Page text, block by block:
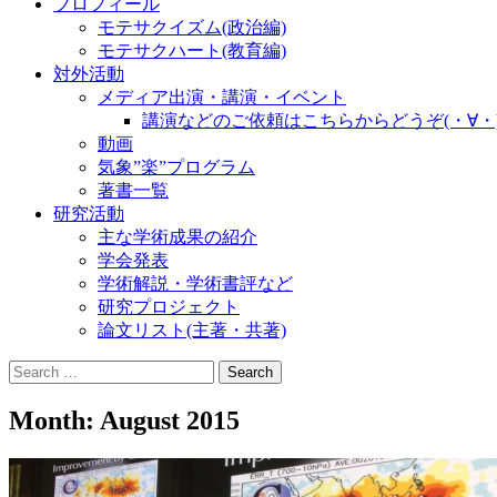
プロフィール
モテサクイズム(政治編)
モテサクハート(教育編)
対外活動
メディア出演・講演・イベント
講演などのご依頼はこちらからどうぞ(・∀
動画
気象”楽”プログラム
著書一覧
研究活動
主な学術成果の紹介
学会発表
学術解説・学術書評など
研究プロジェクト
論文リスト(主著・共著)
Search
for:
Month: August 2015